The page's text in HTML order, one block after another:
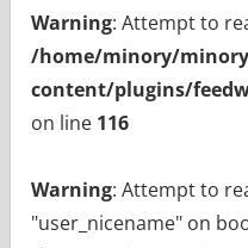
Warning: Attempt to
/home/minory/
content/plugins/
on line 116
Warning: Attempt to
"user_nicename" on